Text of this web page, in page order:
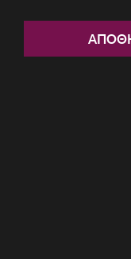
Πιάτο Zsa
ΚΩΔ: 417ZSU1069